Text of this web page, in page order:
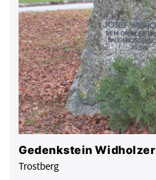
Gedenkstein Widholzer
Trostberg